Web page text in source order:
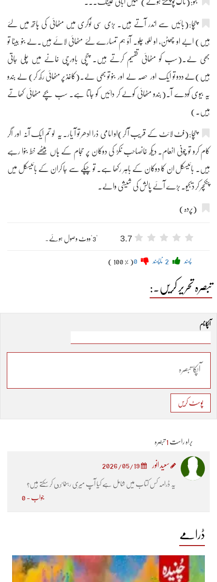
بنو:(ناک پونچھتے ہوئے) نہیں اباکی عینک۔۔۔
چچا:(بائیں سے اندر آتے ہیں۔ بڑی سی ٹوکری میں مٹھائی کی ہاتھ میں لئے
ہیں) ابے او چھٹن، او للو، چلو۔ آؤ ہم تمہارے لئے مٹھائی لائے ہیں۔لے بنو بیٹا تو
بھی لے۔(سب کو مٹھائی تقسیم کرتے ہیں۔ چچی باورچی خانے میں چلی جاتی
ہیں)لے ددو تو ایک اور حصہ لے اور بنو تو بھی لے۔(کاغذ پر مٹھائی رکھ کر) لے بندو
یہ بیوی کودے آ۔(بندو مٹھائی کولے کر دائیں کو جاتا ہے۔ سب بچے مٹھائی کھاتے
ہیں۔)
چچا:(فٹ لائٹ کے قریب آ کر)او امامی ذرا ادھر تو آ یار۔ یہ لو تم ایک آنہ اور اگر
کام کرو تو چونی انعام۔ دیکھ خانصاحب نکڑ کی دوکان پر حجام کے ہاں بیٹھے خط بنوا رہے
ہیں۔ بائیسکل ان کا دوکان کے باہر رکھا ہے۔ تو چپکے سے جا کران کے بائیسکل میں
پنکچر کر دیجیو۔ بڑے آئے پالش کی شیشی والے۔
(پردہ)
3.7 "3"ووٹ وصول ہوئے۔
پسند ناپسند ( 100 % )
تبصرہ تحریر کریں۔:
آپکا نام
پوسٹ کریں
براہ راست 1 تبصرہ
سعید انور 2026/05/19
یہ ڈرامہ کس کتاب میں شامل ہے کیا آپ میری رہنماٸی کر سکتے ہیں؟
جواب - 0
ڈرامے